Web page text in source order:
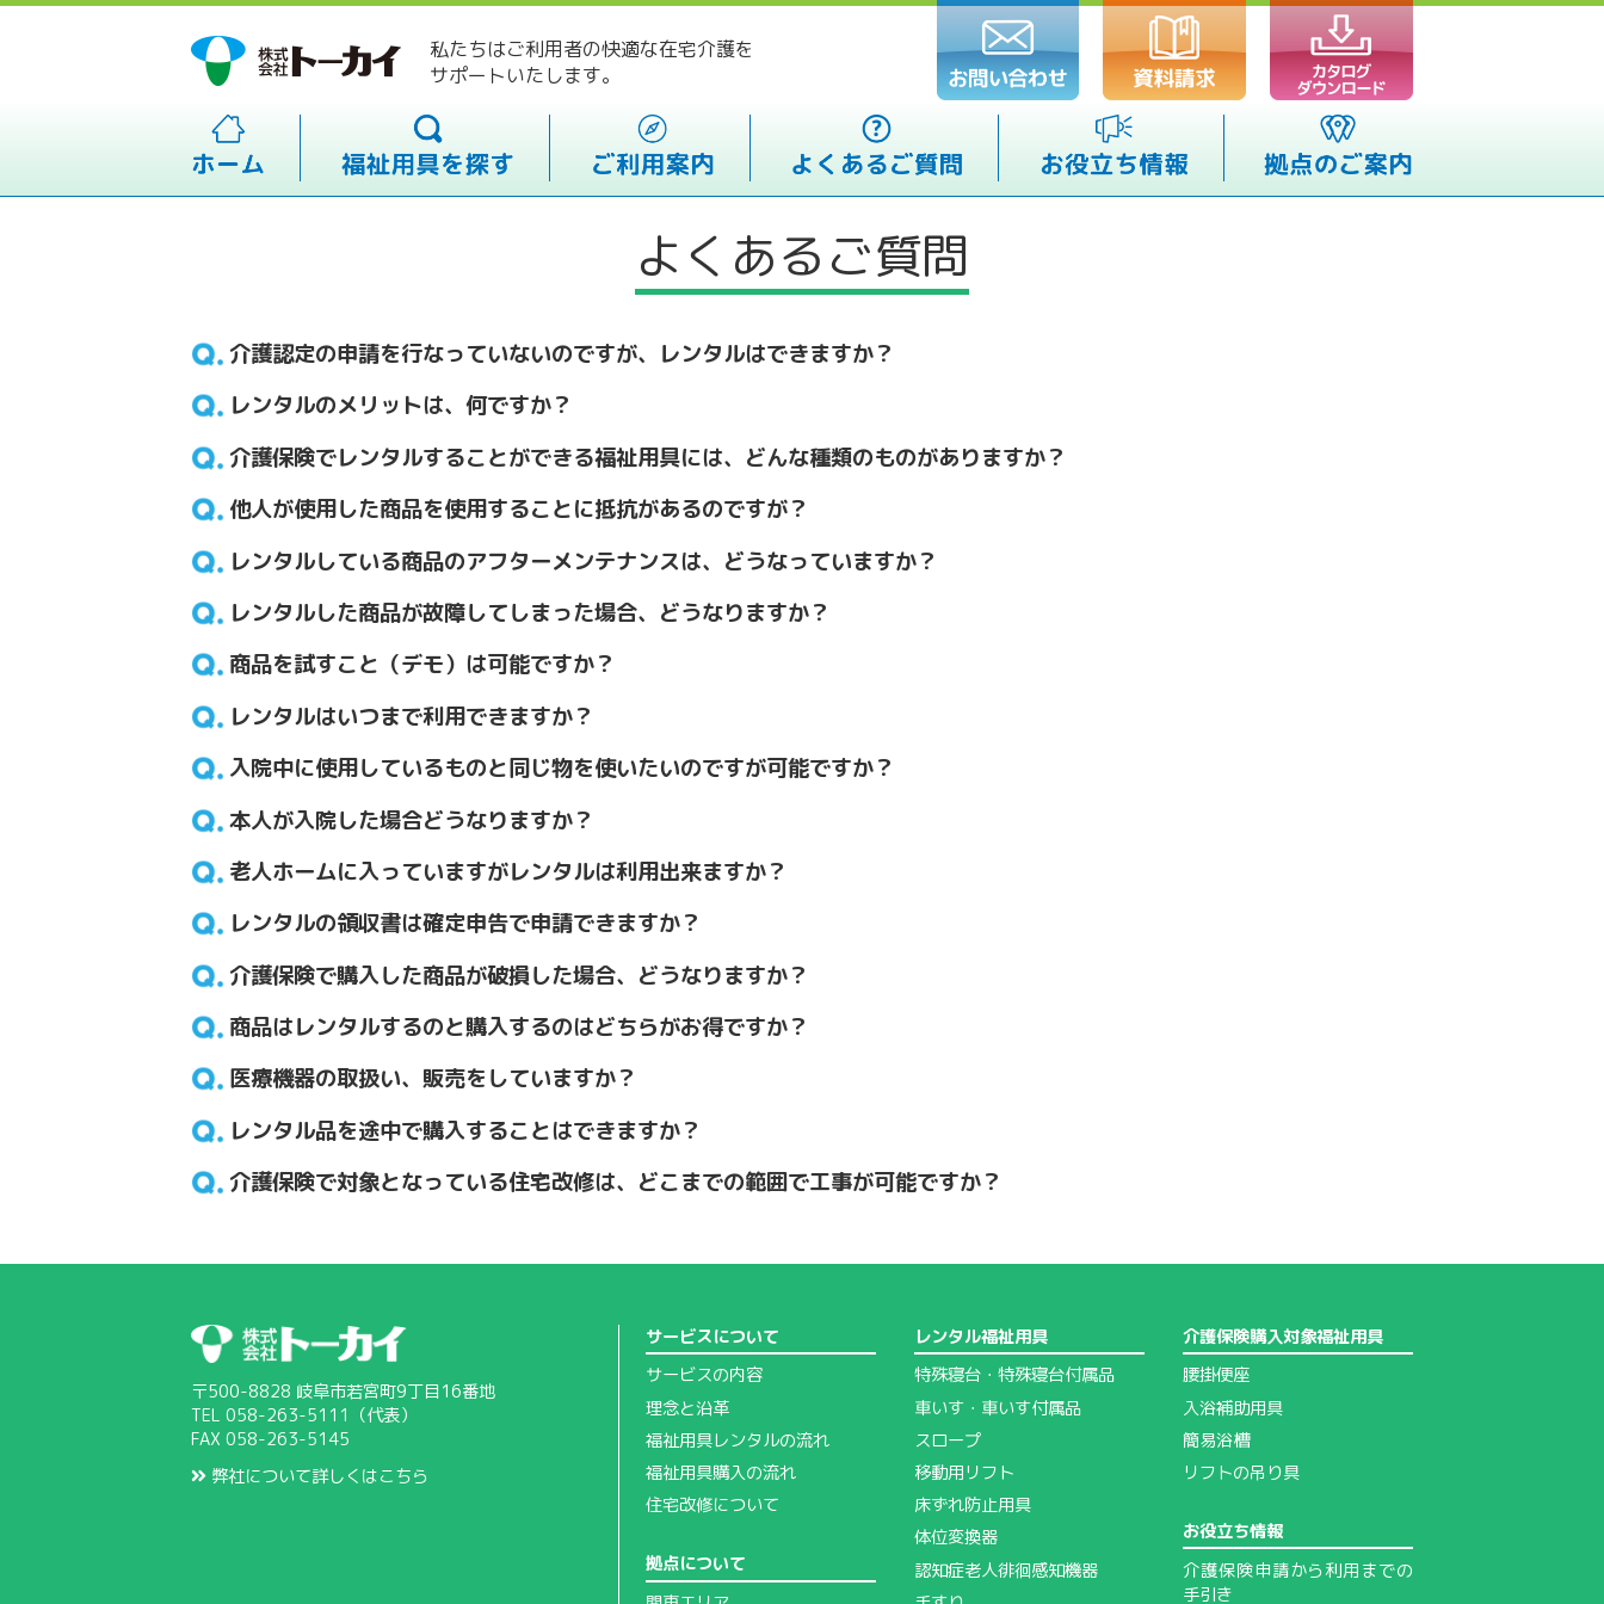
私たちはご利用者の快適な在宅介護を
サポートいたします。
よくあるご質問
介護認定の申請を行なっていないのですが、レンタルはできますか？
レンタルのメリットは、何ですか？
介護保険でレンタルすることができる福祉用具には、どんな種類のものがありますか？
他人が使用した商品を使用することに抵抗があるのですが？
レンタルしている商品のアフターメンテナンスは、どうなっていますか？
レンタルした商品が故障してしまった場合、どうなりますか？
商品を試すこと（デモ）は可能ですか？
レンタルはいつまで利用できますか？
入院中に使用しているものと同じ物を使いたいのですが可能ですか？
本人が入院した場合どうなりますか？
老人ホームに入っていますがレンタルは利用出来ますか？
レンタルの領収書は確定申告で申請できますか？
介護保険で購入した商品が破損した場合、どうなりますか？
商品はレンタルするのと購入するのはどちらがお得ですか？
医療機器の取扱い、販売をしていますか？
レンタル品を途中で購入することはできますか？
介護保険で対象となっている住宅改修は、どこまでの範囲で工事が可能ですか？
サービスについて
サービスの内容
理念と沿革
福祉用具レンタルの流れ
福祉用具購入の流れ
住宅改修について
拠点について
レンタル福祉用具
特殊寝台・特殊寝台付属品
車いす・車いす付属品
スロープ
移動用リフト
床ずれ防止用具
体位変換器
認知症老人徘徊感知機器
介護保険購入対象福祉用具
腰掛便座
入浴補助用具
簡易浴槽
リフトの吊り具
お役立ち情報
介護保険申請から利用までの
手引き
〒500-8828 岐阜市若宮町9丁目16番地
TEL 058-263-5111（代表）
FAX 058-263-5145
弊社について詳しくはこちら